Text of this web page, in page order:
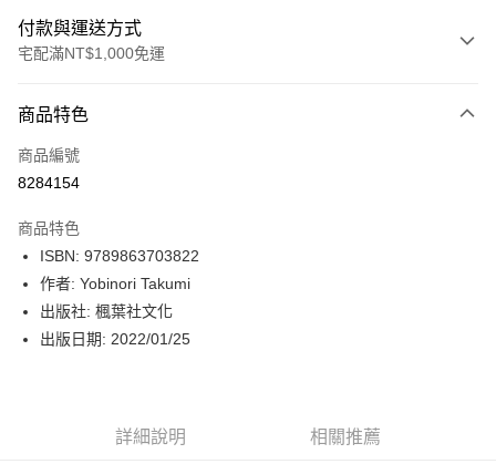
付款與運送方式
宅配滿NT$1,000免運
icash Pay
信用卡一次付款
LINE Pay
Apple Pay
街口支付
商品特色
商品編號
8284154
商品特色
ISBN: 9789863703822
作者: Yobinori Takumi
出版社: 楓葉社文化
出版日期: 2022/01/25
詳細說明 相關推薦